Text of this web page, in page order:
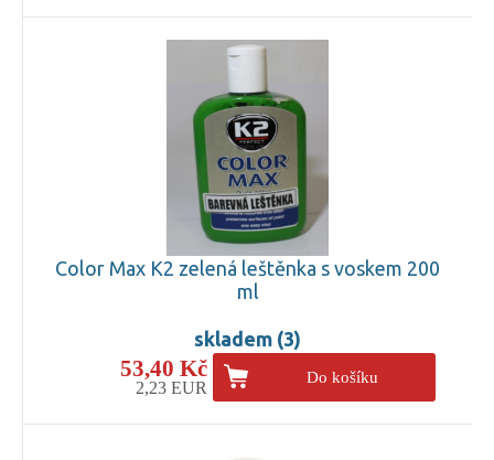
Color Max K2 zelená leštěnka s voskem 200
ml
skladem (3)
53,40 Kč
2,23 EUR
Do košíku